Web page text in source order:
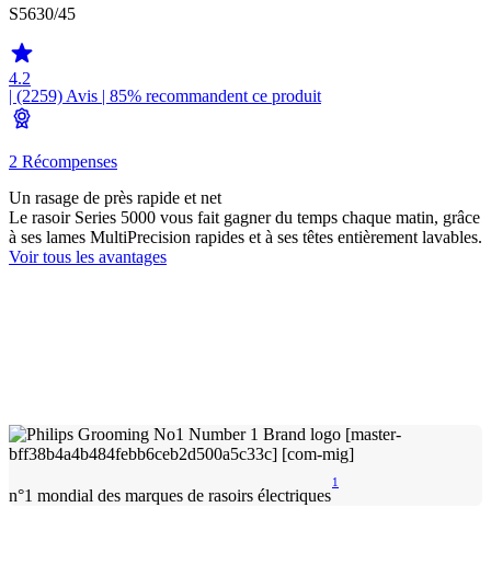
S5630/45
4.2
| (2259) Avis | 85% recommandent ce produit
2 Récompenses
Un rasage de près rapide et net
Le rasoir Series 5000 vous fait gagner du temps chaque matin, grâce
à ses lames MultiPrecision rapides et à ses têtes entièrement lavables.
Voir tous les avantages
n°1 mondial des marques de rasoirs électriques
1